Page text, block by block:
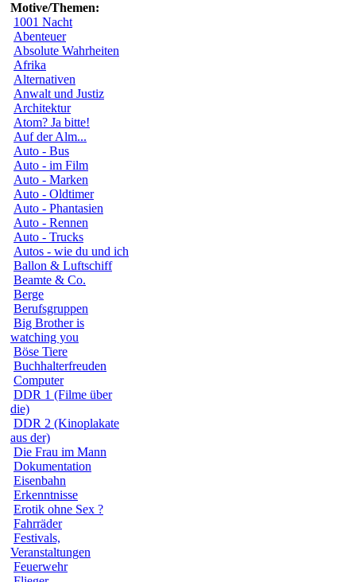
Motive/Themen:
1001 Nacht
Abenteuer
Absolute Wahrheiten
Afrika
Alternativen
Anwalt und Justiz
Architektur
Atom? Ja bitte!
Auf der Alm...
Auto - Bus
Auto - im Film
Auto - Marken
Auto - Oldtimer
Auto - Phantasien
Auto - Rennen
Auto - Trucks
Autos - wie du und ich
Ballon & Luftschiff
Beamte & Co.
Berge
Berufsgruppen
Big Brother is
watching you
Böse Tiere
Buchhalterfreuden
Computer
DDR 1 (Filme über
die)
DDR 2 (Kinoplakate
aus der)
Die Frau im Mann
Dokumentation
Eisenbahn
Erkenntnisse
Erotik ohne Sex ?
Fahrräder
Festivals,
Veranstaltungen
Feuerwehr